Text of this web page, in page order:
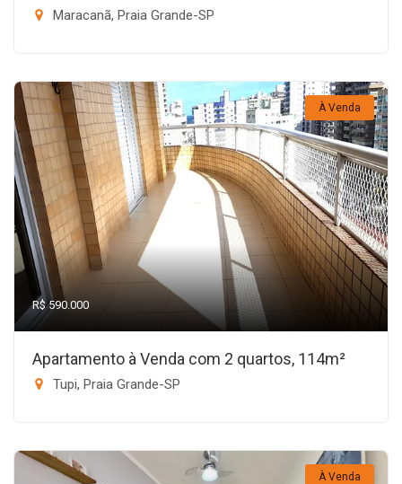
Maracanã, Praia Grande-SP
À Venda
R$ 590.000
Apartamento à Venda com 2 quartos, 114m²
Tupi, Praia Grande-SP
À Venda